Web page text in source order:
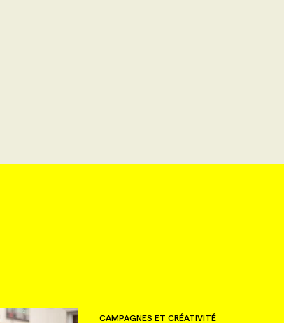
CAMPAGNES ET CRÉATIVITÉ